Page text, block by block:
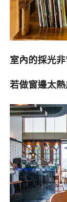
室內的採光
若做窗邊太